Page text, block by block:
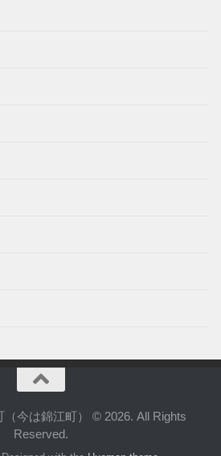
今は錦江町） © 2026. All Rights
Reserved.